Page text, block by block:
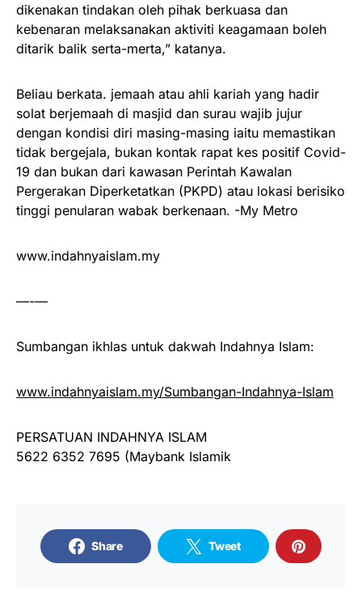
dikenakan tindakan oleh pihak berkuasa dan
kebenaran melaksanakan aktiviti keagamaan boleh
ditarik balik serta-merta,” katanya.
Beliau berkata. jemaah atau ahli kariah yang hadir
solat berjemaah di masjid dan surau wajib jujur
dengan kondisi diri masing-masing iaitu memastikan
tidak bergejala, bukan kontak rapat kes positif Covid-
19 dan bukan dari kawasan Perintah Kawalan
Pergerakan Diperketatkan (PKPD) atau lokasi berisiko
tinggi penularan wabak berkenaan. -My Metro
www.indahnyaislam.my
—-—
Sumbangan ikhlas untuk dakwah Indahnya Islam:
www.indahnyaislam.my/Sumbangan-Indahnya-Islam
PERSATUAN INDAHNYA ISLAM
5622 6352 7695 (Maybank Islamik
Share Tweet